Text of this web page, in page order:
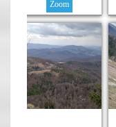
Zoom